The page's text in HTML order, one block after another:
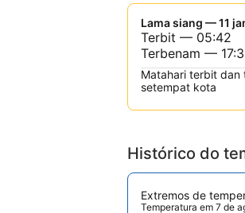
Lama siang — 11
Terbit — 05:42
Terbenam —
Matahari terbit dan
setempat kota
Histórico do
Extremos de
Temperatura em 7 de